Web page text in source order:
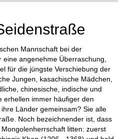
Mannschaft bei der
angenehme Überraschung,
für die jüngste Verschiebung der
Jungen, kasachische Mädchen,
chinesische, indische und
erhellen immer häufiger den
Länder gemeinsam? Sie alle
Noch bezeichnender ist, dass
litten: zuerst